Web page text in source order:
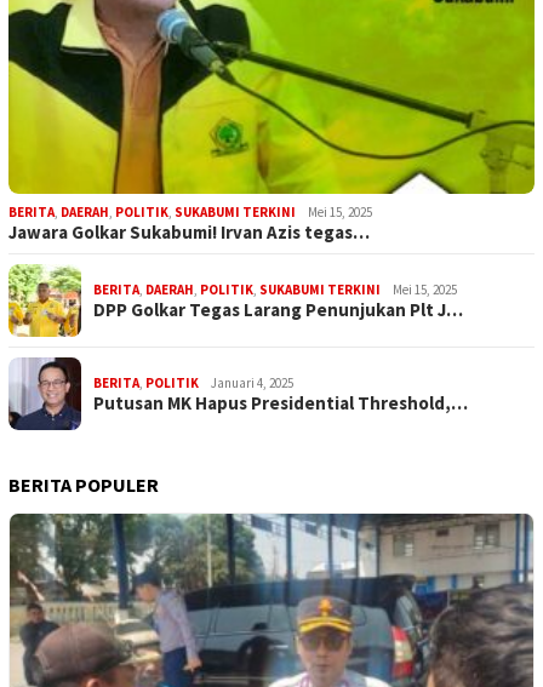
BERITA, DAERAH, POLITIK, SUKABUMI TERKINI Mei 15, 2025
Jawara Golkar Sukabumi! Irvan Azis tegas…
BERITA, DAERAH, POLITIK, SUKABUMI TERKINI Mei 15, 2025
DPP Golkar Tegas Larang Penunjukan Plt J…
BERITA, POLITIK Januari 4, 2025
Putusan MK Hapus Presidential Threshold,…
BERITA POPULER